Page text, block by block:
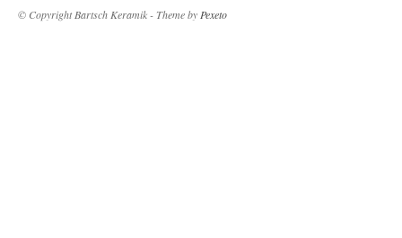
© Copyright Bartsch Keramik - Theme by Pexeto